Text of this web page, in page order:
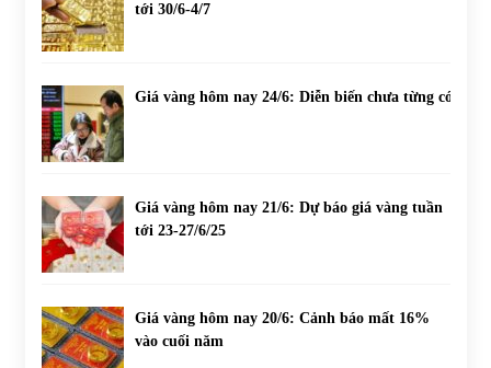
tới 30/6-4/7
Giá vàng hôm nay 24/6: Diễn biến chưa từng có
Giá vàng hôm nay 21/6: Dự báo giá vàng tuần
tới 23-27/6/25
Giá vàng hôm nay 20/6: Cảnh báo mất 16%
vào cuối năm